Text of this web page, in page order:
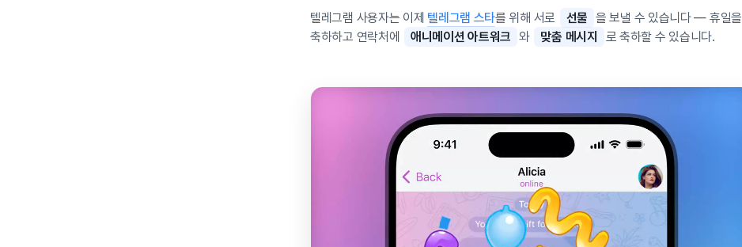
텔레그램 사용자는 이제 텔레그램 스타를 위해 서로 선물 을 보낼 수 있습니다 — 휴일을
축하하고 연락처에
애니메이션 아트워크 와 맞춤 메시지 로 축하할 수 있습니다.